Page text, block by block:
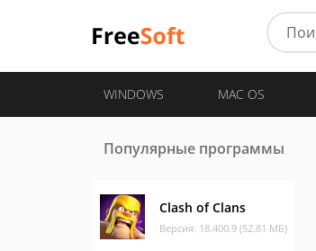
WINDOWS MAC OS
Популярные программы
Clash of Clans
Версия: 18.400.9 (52.81 МБ)